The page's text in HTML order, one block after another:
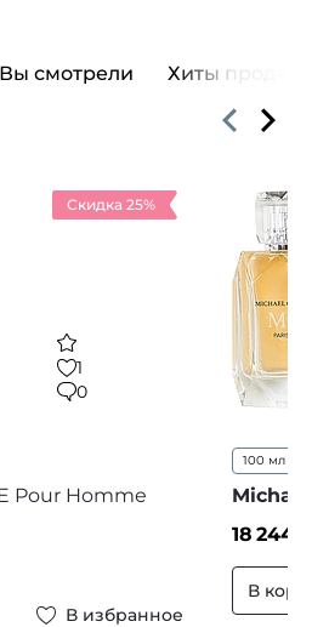
Вы смотрели Хиты продаж
Скидка 25%
1
0
Pour Homme
В избранное
100 мл
18 244
В